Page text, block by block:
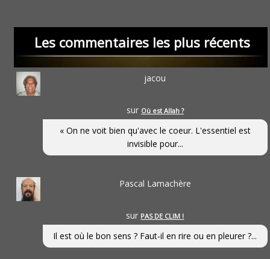
Les commentaires les plus récents
jacou
sur Où est Allah ?
« On ne voit bien qu'avec le coeur. L'essentiel est
invisible pour...
Pascal Lamachère
sur PAS DE CLIM !
Il est où le bon sens ? Faut-il en rire ou en pleurer ?...